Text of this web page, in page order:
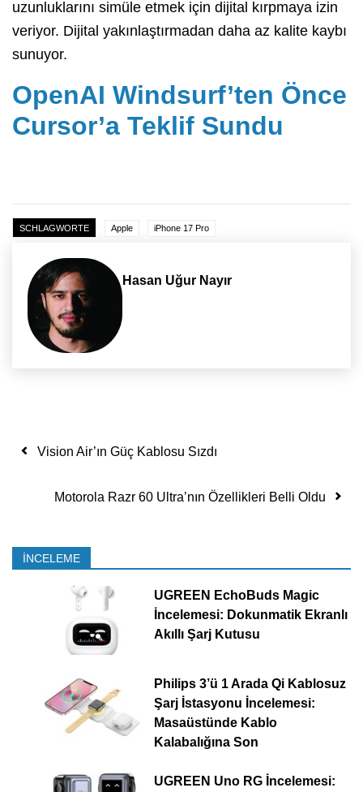
uzunluklarını simüle etmek için dijital kırpmaya izin
veriyor. Dijital yakınlaştırmadan daha az kalite kaybı
sunuyor.
OpenAI Windsurf’ten Önce
Cursor’a Teklif Sundu
SCHLAGWORTE Apple iPhone 17 Pro
Hasan Uğur Nayır
Yazı dolaşımı
Vision Air’ın Güç Kablosu Sızdı
Motorola Razr 60 Ultra’nın Özellikleri Belli Oldu
İNCELEME
UGREEN EchoBuds Magic
İncelemesi: Dokunmatik Ekranlı
Akıllı Şarj Kutusu
Philips 3’ü 1 Arada Qi Kablosuz
Şarj İstasyonu İncelemesi:
Masaüstünde Kablo
Kalabalığına Son
UGREEN Uno RG İncelemesi: